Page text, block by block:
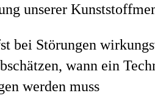
unserer
bei Störungen
wann ein
werden muss